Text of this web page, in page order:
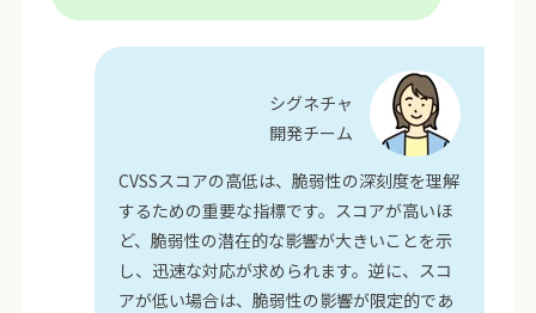
シグネチャ
開発チーム
CVSSスコアの高低は、脆弱性の深刻度を理解
するための重要な指標です。スコアが高いほ
ど、脆弱性の潜在的な影響が大きいことを示
し、迅速な対応が求められます。逆に、スコ
アが低い場合は、脆弱性の影響が限定的であ